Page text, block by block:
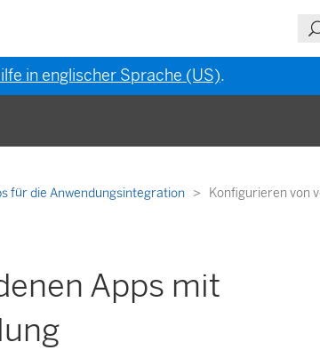
in englischer Sprache (US).
für die Anwendungsintegration
Konfigurieren von
Apps mit